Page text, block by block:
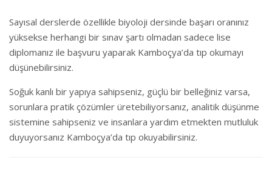
Sayısal derslerde özellikle biyoloji dersinde başarı oranınız
yüksekse herhangi bir sınav şartı olmadan sadece lise
diplomanız ile başvuru yaparak Kamboçya’da tıp okumayı
düşünebilirsiniz.
Soğuk kanlı bir yapıya sahipseniz, güçlü bir belleğiniz varsa,
sorunlara pratik çözümler üretebiliyorsanız, analitik düşünme
sistemine sahipseniz ve insanlara yardım etmekten mutluluk
duyuyorsanız Kamboçya’da tıp okuyabilirsiniz.